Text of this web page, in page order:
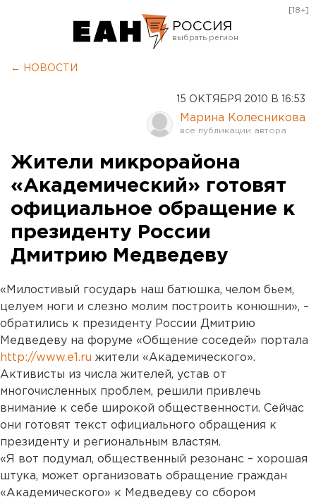
РОССИЯ
Оренбург
[18+]
← НОВОСТИ
15 ОКТЯБРЯ 2010 В 16:53
Марина Колесникова
Жители микрорайона
«Академический» готовят
официальное обращение к
президенту России
Дмитрию Медведеву
«Милостивый государь наш батюшка, челом бьем,
целуем ноги и слезно молим построить конюшни», –
обратились к президенту России Дмитрию
Медведеву на форуме «Общение соседей» портала
http://www.e1.ru жители «Академического».
Активисты из числа жителей, устав от
многочисленных проблем, решили привлечь
внимание к себе широкой общественности. Сейчас
они готовят текст официального обращения к
президенту и региональным властям.
«Я вот подумал, общественный резонанс – хорошая
штука, может организовать обращение граждан
«Академического» к Медведеву со сбором